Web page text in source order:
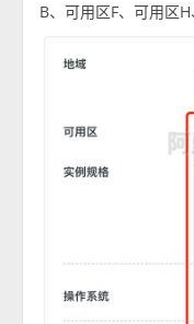
B、可用区F、可用区